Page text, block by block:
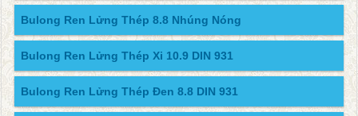
Bulong Ren Lửng Thép 8.8 Nhúng Nóng
Bulong Ren Lửng Thép Xi 10.9 DIN 931
Bulong Ren Lửng Thép Đen 8.8 DIN 931